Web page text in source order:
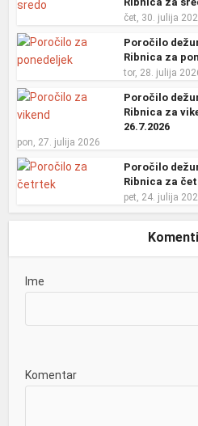
čet, 30. julija
Poročilo
Ribnica za
tor, 28. julija
Poročilo
Ribnica za
26.7.2026
pon, 27. julija 2026
Poročilo
Ribnica za
pet, 24. julija
Ime
Komentar